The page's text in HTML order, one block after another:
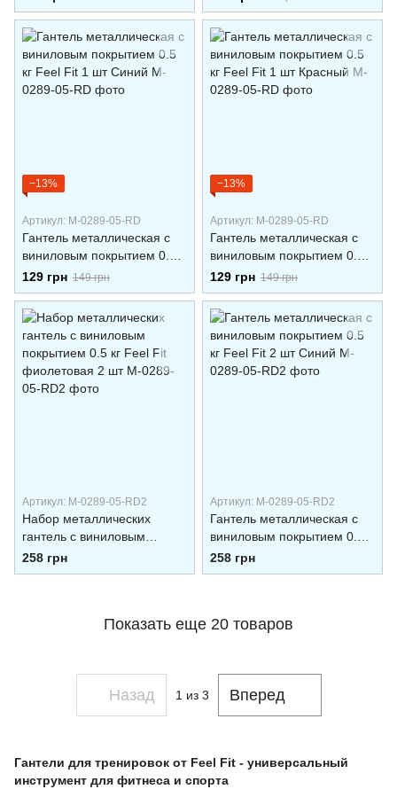
−13%
Артикул: M-0289-05-RD
Гантель металлическая с
виниловым покрытием 0.5
кг Feel Fit 1 шт Синий
129 грн 149 грн
−13%
Артикул: M-0289-05-RD
Гантель металлическая с
виниловым покрытием 0.5
кг Feel Fit 1 шт Красный
129 грн 149 грн
Артикул: M-0289-05-RD2
Набор металлических
гантель с виниловым
покрытием 0.5 кг Feel Fit
фиолетовая 2 шт
258 грн
Артикул: M-0289-05-RD2
Гантель металлическая с
виниловым покрытием 0.5
кг Feel Fit 2 шт Синий
258 грн
Показать еще 20 товаров
Назад 1 из 3 Вперед
Гантели для тренировок от Feel Fit - универсальный
инструмент для фитнеса и спорта